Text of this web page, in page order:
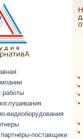
работы
видеоборудования
поставщики